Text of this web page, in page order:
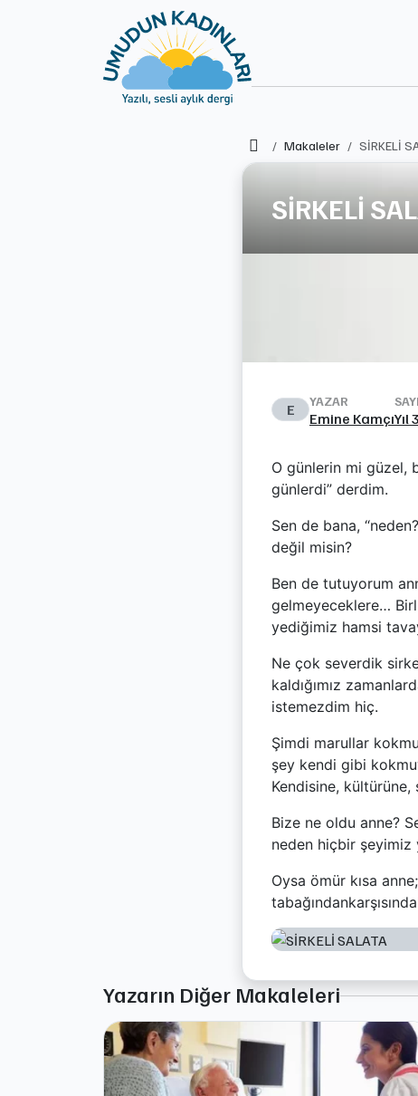
Ana SayfaMakaleler SİRKELİ
SİRKELİ
E YAZAR
Emine Kamçı
SAYI
Yıl
O günlerin mi güzel,
günlerdi” derdim.
Sen de bana,
değil misin?
Ben de tutuyorum
gelmeyeceklere…
yediğimiz hamsi
Ne çok severdik
kaldığımız
istemezdim hiç.
Şimdi marullar
şey kendi gibi
Kendisine, kültürüne,
Bize ne oldu anne?
neden hiçbir şeyimiz
Oysa ömür kısa
Yazarın Diğer Makaleleri